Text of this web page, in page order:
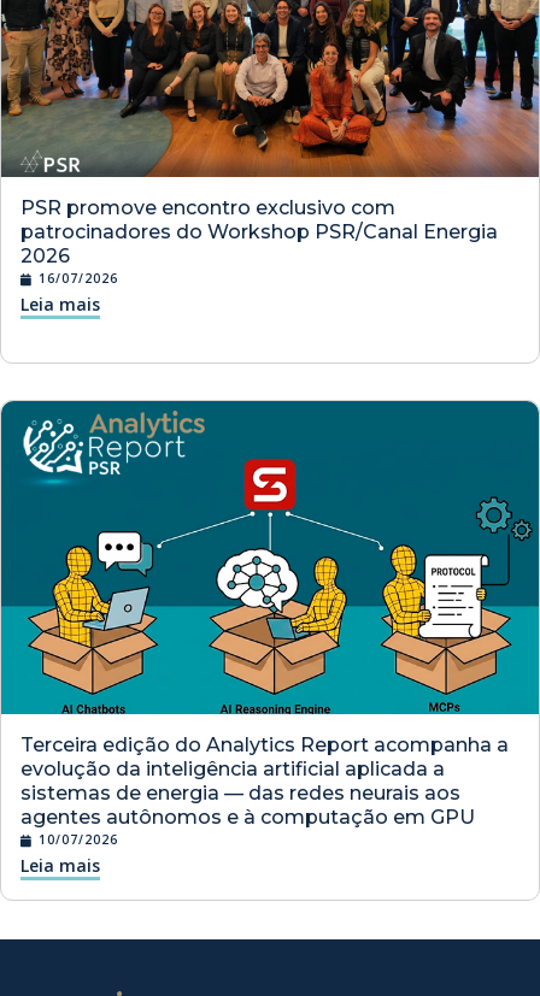
PSR promove encontro exclusivo com
patrocinadores do Workshop PSR/Canal Energia
2026
16/07/2026
Leia mais
Terceira edição do Analytics Report acompanha a
evolução da inteligência artificial aplicada a
sistemas de energia — das redes neurais aos
agentes autônomos e à computação em GPU
10/07/2026
Leia mais